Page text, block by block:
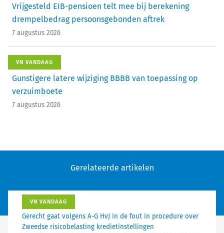
Vrijgesteld EIB-pensioen telt mee bij berekening
drempelbedrag persoonsgebonden aftrek
7 augustus 2026
VN VANDAAG
Gunstigere latere wijziging BBBB van toepassing op
verzuimboete
7 augustus 2026
Gerelateerde artikelen
VN VANDAAG
Gerecht gaat volgens A-G HvJ in de fout in procedure over
Zweedse risicobelasting kredietinstellingen